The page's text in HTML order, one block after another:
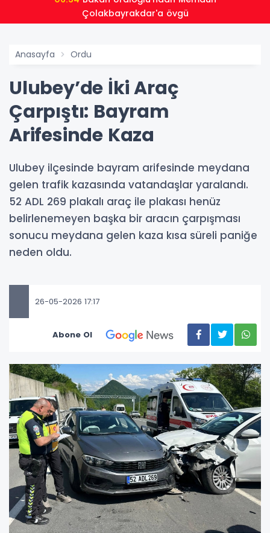
Çolakbayrakdar'a övgü
Anasayfa Ordu
Ulubey’de İki Araç
Çarpıştı: Bayram
Arifesinde Kaza
Ulubey ilçesinde bayram arifesinde meydana
gelen trafik kazasında vatandaşlar yaralandı.
52 ADL 269 plakalı araç ile plakası henüz
belirlenemeyen başka bir aracın çarpışması
sonucu meydana gelen kaza kısa süreli paniğe
neden oldu.
26-05-2026 17:17
Abone Ol